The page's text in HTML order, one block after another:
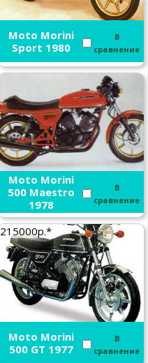
Moto Morini
Sport 1980
В
сравнение
Moto Morini
500 Maestro
1978
В
сравнение
215000р.*
Moto Morini
500 GT 1977
В
сравнение